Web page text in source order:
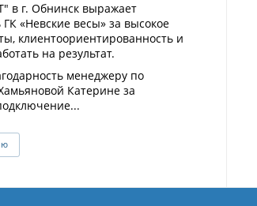
г. Обнинск выражает
ГК «Невские весы» за высокое
клиентоориентированность и
на результат.
менеджеру по
Катерине за